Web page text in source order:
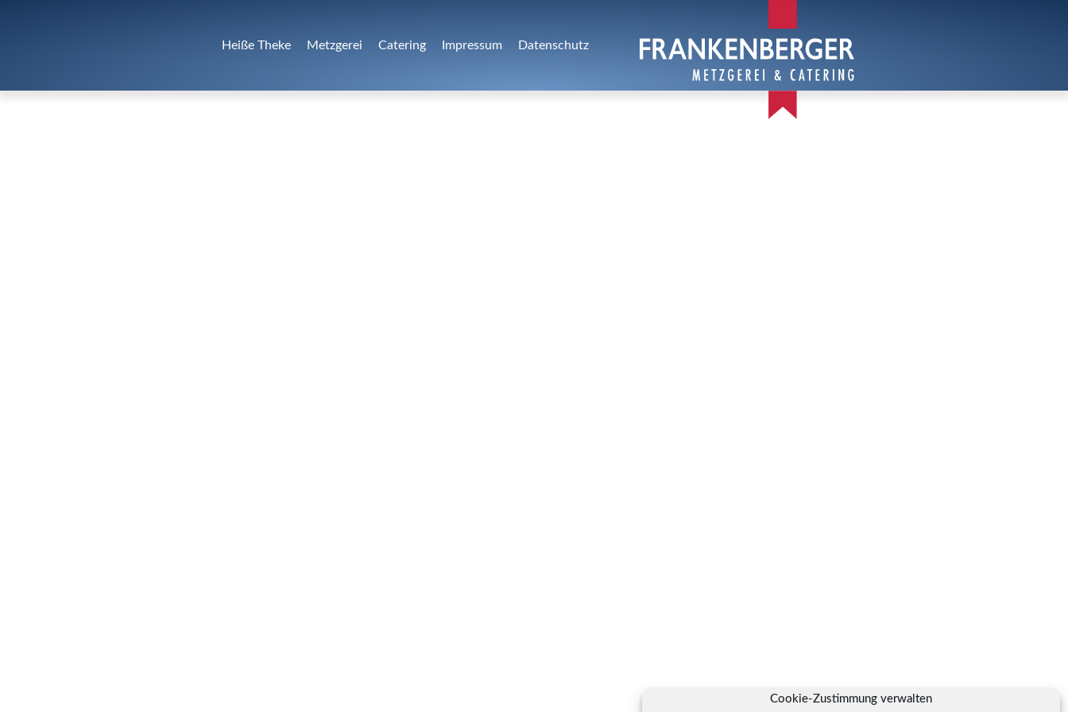
Cookie-Zustimmung verwalten
Heiße Theke Metzgerei Catering Impressum Datenschutz